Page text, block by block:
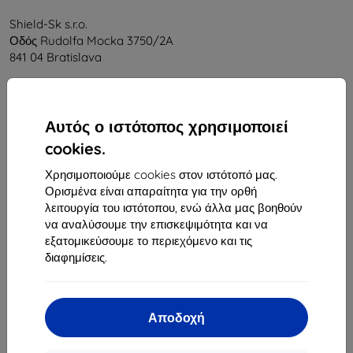
Αυτός ο ιστότοπος χρησιμοποιεί
cookies.
Χρησιμοποιούμε cookies στον ιστότοπό μας.
Ορισμένα είναι απαραίτητα για την ορθή
λειτουργία του ιστότοπου, ενώ άλλα μας βοηθούν
να αναλύσουμε την επισκεψιμότητα και να
εξατομικεύσουμε το περιεχόμενο και τις
διαφημίσεις.
Αποδοχή
Shield-Sk s.r.o.
Οδός Rudolfa Mocka 3750/2A
841 04 Bratislava
Επικοινωνία
info@top4mobile.eu
Γράψτε μας
Δευτέρα έως Παρασκευή:
Online8:00 - 16:00
Offline